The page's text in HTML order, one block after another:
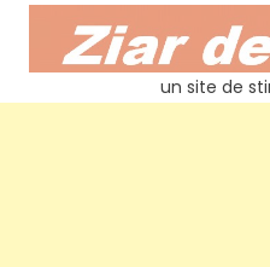
un site de